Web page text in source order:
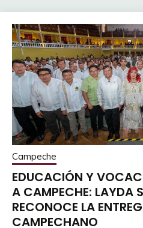
Campeche
EDUCACIÓN Y
A CAMPECHE: LAYDA
RECONOCE LA
CAMPECHANO